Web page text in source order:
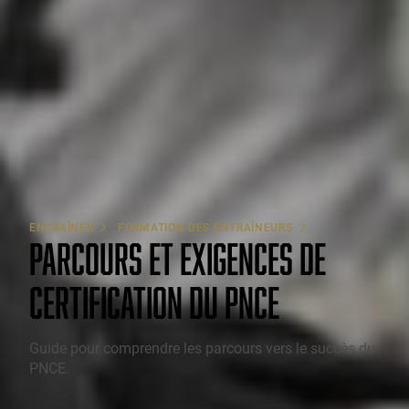
ENTRAÎNER FORMATION DES ENTRAÎNEURS
PARCOURS ET EXIGENCES DE
CERTIFICATION DU PNCE
Guide pour comprendre les parcours vers le succès du
PNCE.